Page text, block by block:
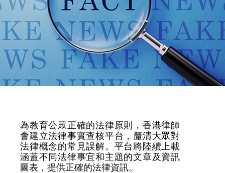
為教育公眾正確的法律原則，香港律師
會建立法律事實查核平台，釐清大眾對
法律概念的常見誤解。平台將陸續上載
涵蓋不同法律事宜和主題的文章及資訊
圖表，提供正確的法律資訊。